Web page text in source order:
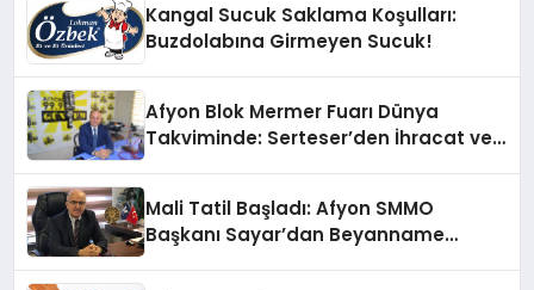
Kangal Sucuk Saklama Koşulları:
Buzdolabına Girmeyen Sucuk!
Afyon Blok Mermer Fuarı Dünya
Takviminde: Serteser’den İhracat ve
Mali Tatil Başladı: Afyon SMMO
Başkanı Sayar’dan Beyanname